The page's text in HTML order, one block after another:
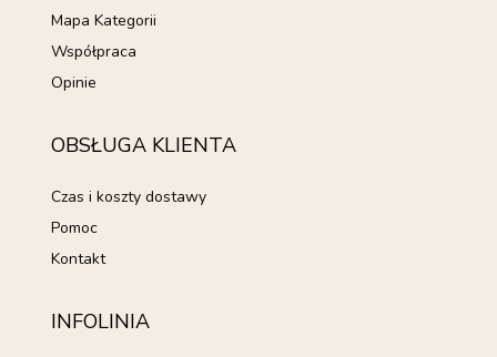
Mapa Kategorii
Współpraca
Opinie
OBSŁUGA KLIENTA
Czas i koszty dostawy
Pomoc
Kontakt
INFOLINIA